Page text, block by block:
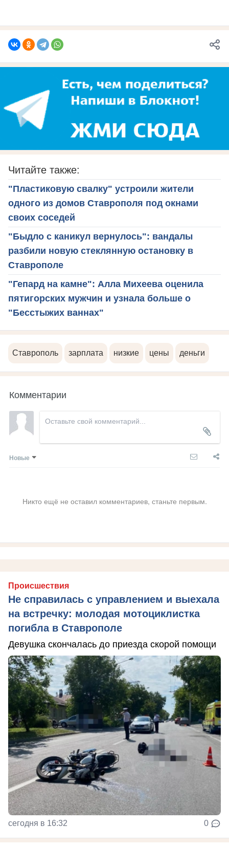
Читайте также:
"Пластиковую свалку" устроили жители
одного из домов Ставрополя под окнами
своих соседей
"Быдло с каникул вернулось": вандалы
разбили новую стеклянную остановку в
Ставрополе
"Гепард на камне": Алла Михеева оценила
пятигорских мужчин и узнала больше о
"Бесстыжих ваннах"
Ставрополь зарплата низкие цены деньги
Комментарии
Новые
Никто ещё не оставил комментариев, станьте первым.
Происшествия
Не справилась с управлением и выехала
на встречку: молодая мотоциклистка
погибла в Ставрополе
Девушка скончалась до приезда скорой помощи
сегодня в 16:32 0